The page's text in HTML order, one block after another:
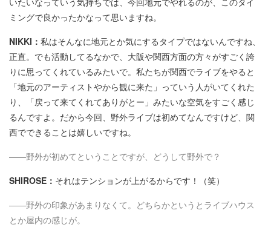
ミングで良かったかなって思いますね。
NIKKI： 私はそんなに地元とか気にするタイプではないんですね、
正直。でも活動してるなかで、大阪や関西方面の方々がすごく誇
りに思ってくれているみたいで。私たちが関西でライブをやると
「地元のアーティストやから観に来た」っていう人がいてくれた
り、「戻って来てくれてありがとー」みたいな空気をすごく感じ
るんですよ。だから今回、野外ライブは初めてなんですけど、関
西でできることは嬉しいですね。
――野外が初めてということですが、どうして野外で？
SHIROSE： それはテンションが上がるからです！（笑）
――野外の印象があまりなくて。どちらかというとライブハウス
とか屋内の感じが。